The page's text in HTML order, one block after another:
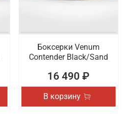
Боксерки Venum
Contender Black/Sand
16 490 ₽
В корзину